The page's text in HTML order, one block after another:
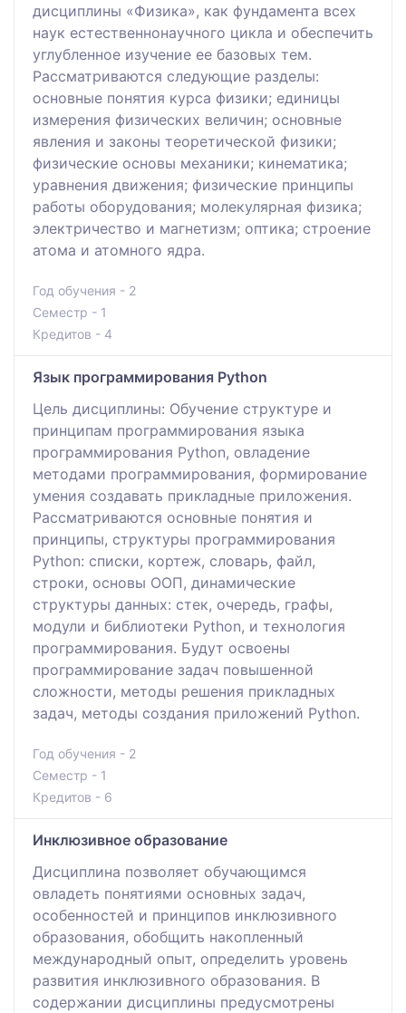
дисциплины «Физика», как фундамента всех
наук естественнонаучного цикла и обеспечить
углубленное изучение ее базовых тем.
Рассматриваются следующие разделы:
основные понятия курса физики; единицы
измерения физических величин; основные
явления и законы теоретической физики;
физические основы механики; кинематика;
уравнения движения; физические принципы
работы оборудования; молекулярная физика;
электричество и магнетизм; оптика; строение
атома и атомного ядра.
Год обучения - 2
Семестр - 1
Кредитов - 4
Язык программирования Python
Цель дисциплины: Обучение структуре и
принципам программирования языка
программирования Python, овладение
методами программирования, формирование
умения создавать прикладные приложения.
Рассматриваются основные понятия и
принципы, структуры программирования
Python: списки, кортеж, словарь, файл,
строки, основы OОП, динамические
структуры данных: стек, очередь, графы,
модули и библиотеки Python, и технология
программирования. Будут освоены
программирование задач повышенной
сложности, методы решения прикладных
задач, методы создания приложений Python.
Год обучения - 2
Семестр - 1
Кредитов - 6
Инклюзивное образование
Дисциплина позволяет обучающимся
овладеть понятиями основных задач,
особенностей и принципов инклюзивного
образования, обобщить накопленный
международный опыт, определить уровень
развития инклюзивного образования. В
содержании дисциплины предусмотрены